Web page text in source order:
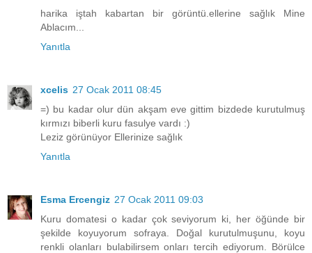
harika iştah kabartan bir görüntü.ellerine sağlık Mine
Ablacım...
Yanıtla
xcelis 27 Ocak 2011 08:45
=) bu kadar olur dün akşam eve gittim bizdede kurutulmuş
kırmızı biberli kuru fasulye vardı :)
Leziz görünüyor Ellerinize sağlık
Yanıtla
Esma Ercengiz 27 Ocak 2011 09:03
Kuru domatesi o kadar çok seviyorum ki, her öğünde bir
şekilde koyuyorum sofraya. Doğal kurutulmuşunu, koyu
renkli olanları bulabilirsem onları tercih ediyorum. Börülce